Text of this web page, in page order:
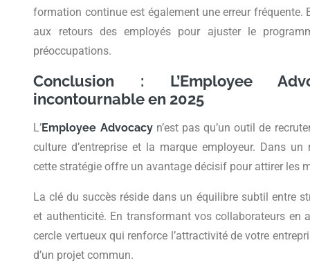
formation continue est également une erreur fréquente.
aux retours des employés pour ajuster le
préoccupations.
Conclusion : L’Employee
incontournable en 2025
L’Employee Advocacyn’est pas qu’un outil de
culture d’entreprise et la marque employeur. Dans
cette stratégie offre un avantage décisif pour attirer les
La clé du succès réside dans un équilibre subtil entre
et authenticité. En transformant vos collaborateurs en
cercle vertueux qui renforce l’attractivité de votre
d’un projet commun.